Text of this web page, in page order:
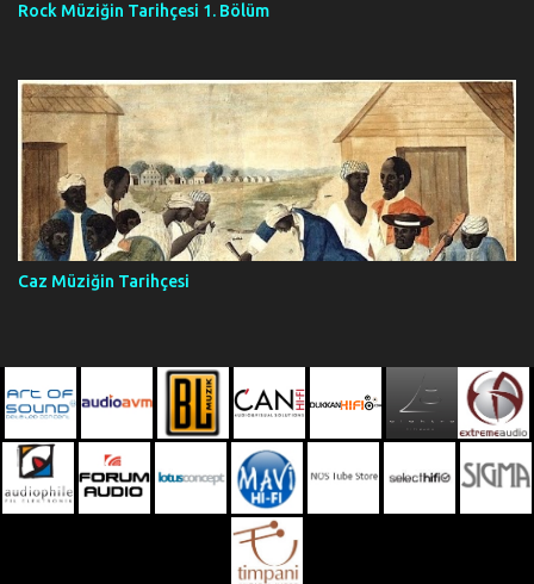
Rock Müziğin Tarihçesi 1. Bölüm
Caz Müziğin Tarihçesi